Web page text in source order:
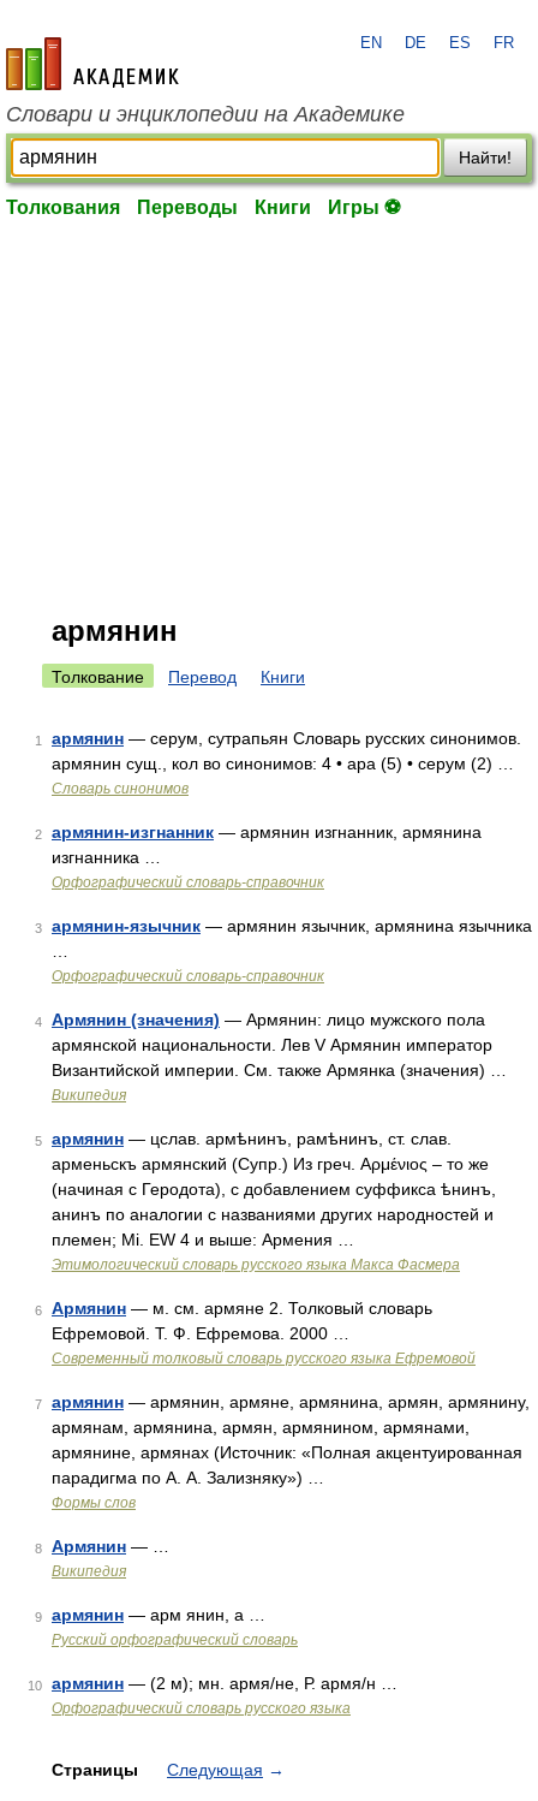
academic.ru
EN DE ES FR
Словари и энциклопедии на Академике
Найти!
Толкования Переводы Книги Игры ⚽
армянин
Толкование Перевод Книги
1 армянин — серум, сутрапьян Словарь русских синонимов.
армянин сущ., кол во синонимов: 4 • ара (5) • серум (2) …
Словарь синонимов
2 армянин-изгнанник — армянин изгнанник, армянина
изгнанника …
Орфографический словарь-справочник
3 армянин-язычник — армянин язычник, армянина язычника
Орфографический словарь-справочник
4 Армянин (значения) — Армянин: лицо мужского пола
армянской национальности. Лев V Армянин император
Византийской империи. См. также Армянка (значения) …
Википедия
5 армянин — цслав. армѣнинъ, рамѣнинъ, ст. слав.
арменьскъ армянский (Супр.) Из греч. Αρμένιος – то же
(начиная с Геродота), с добавлением суффикса ѣнинъ,
анинъ по аналогии с названиями других народностей и
племен; Mi. EW 4 и выше: Армения …
Этимологический словарь русского языка Макса Фасмера
6 Армянин — м. см. армяне 2. Толковый словарь
Ефремовой. Т. Ф. Ефремова. 2000 …
Современный толковый словарь русского языка Ефремовой
7 армянин — армянин, армяне, армянина, армян, армянину,
армянам, армянина, армян, армянином, армянами,
армянине, армянах (Источник: «Полная акцентуированная
парадигма по А. А. Зализняку») …
Формы слов
8 Армянин — …
Википедия
9 армянин — арм янин, а …
Русский орфографический словарь
10 армянин — (2 м); мн. армя/не, Р. армя/н …
Орфографический словарь русского языка
Страницы Следующая →